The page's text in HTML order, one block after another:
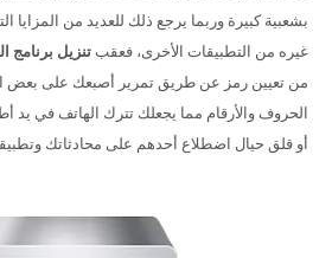
بشعبية كبيرة وربما يرجع ذلك للعديد من المزايا
غيره من التطبيقات الأخرى، فعقب تنزيل برنامج
من تعيين رمز عن طريق تمرير أصبعك على بعض
الحروف والأرقام مما يجعلك تترك الهاتف في
أو قلق حيال اضطلاع أحدهم على محادثاتك